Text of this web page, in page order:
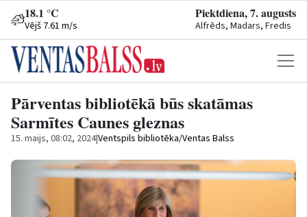
18.1 °C
Vējš 7.61 m/s
Piektdiena, 7. augusts
Alfrēds, Madars, Fredis
Pārventas bibliotēkā būs skatāmas
Sarmītes Caunes gleznas
15. maijs, 08:02, 2024|Ventspils bibliotēka/Ventas Balss